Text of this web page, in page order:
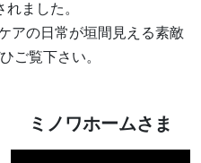
ました。
アの日常が垣間見える素敵
ご覧下さい。
ミノワホームさま